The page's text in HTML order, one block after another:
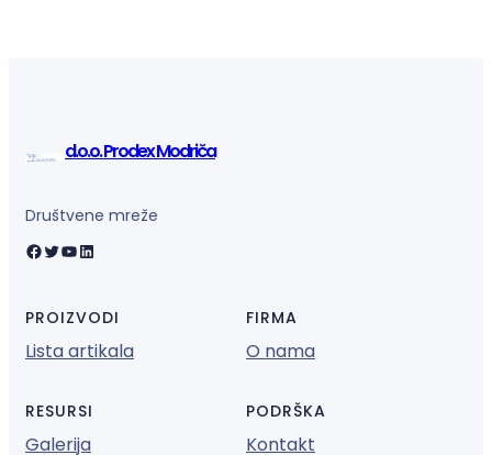
d.o.o. Prodex Modriča
Društvene mreže
Facebook Twitter YouTube LinkedIn
PROIZVODI
Lista artikala
FIRMA
O nama
RESURSI
Galerija
PODRŠKA
Kontakt